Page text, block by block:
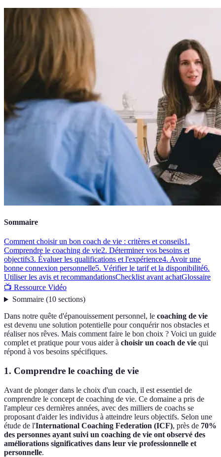
Sommaire
Comment choisir un bon coach de vie : critères et conseils1.
Comprendre le coaching de vie2. Déterminer vos besoins et
objectifs3. Évaluer les qualifications et l'expérience4. Avoir une
bonne connexion personnelle5. Vérifier le tarif et la disponibilité6.
Utiliser les avis et recommandationsChecklist avant achatGlossaire
📺 Ressource Vidéo
Sommaire(10 sections)
Dans notre quête d'épanouissement personnel, le coaching de vie
est devenu une solution potentielle pour conquérir nos obstacles et
réaliser nos rêves. Mais comment faire le bon choix ? Voici un guide
complet et pratique pour vous aider à choisir un coach de vie qui
répond à vos besoins spécifiques.
1. Comprendre le coaching de vie
Avant de plonger dans le choix d'un coach, il est essentiel de
comprendre le concept de coaching de vie. Ce domaine a pris de
l'ampleur ces dernières années, avec des milliers de coachs se
proposant d'aider les individus à atteindre leurs objectifs. Selon une
étude de l'International Coaching Federation (ICF), près de 70%
des personnes ayant suivi un coaching de vie ont observé des
améliorations significatives dans leur vie professionnelle et
personnelle.